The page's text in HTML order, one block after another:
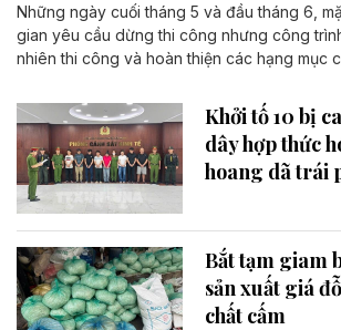
Những ngày cuối tháng 5 và đầu tháng 6,
gian yêu cầu dừng thi công nhưng công
nhiên thi công và hoàn thiện các hạng mục
Khởi tố 10 bị
dây hợp thức
hoang dã trái
Bắt tạm giam
sản xuất giá
chất cấm